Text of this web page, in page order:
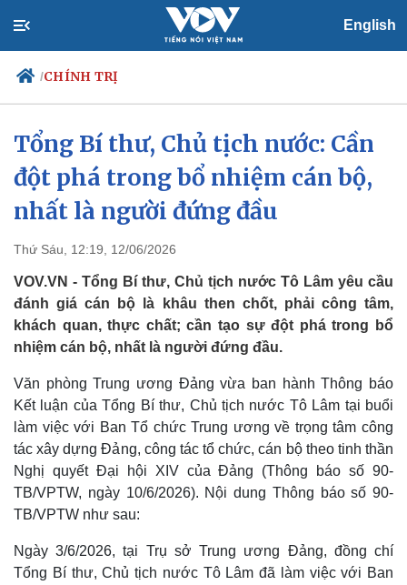
English
/CHÍNH TRỊ
Chính trị
Đảng
Tổ chức nhân sự
Nhận diện sự thật
Xã hội
Tin 24h
Dự báo thời tiết
Việc làm
Biển đảo
Tổng Bí thư, Chủ tịch nước: Cần
đột phá trong bổ nhiệm cán bộ,
nhất là người đứng đầu
Thứ Sáu, 12:19, 12/06/2026
VOV.VN - Tổng Bí thư, Chủ tịch nước Tô Lâm yêu cầu
đánh giá cán bộ là khâu then chốt, phải công tâm,
khách quan, thực chất; cần tạo sự đột phá trong bổ
nhiệm cán bộ, nhất là người đứng đầu.
Văn phòng Trung ương Đảng vừa ban hành Thông báo
Kết luận của Tổng Bí thư, Chủ tịch nước Tô Lâm tại buổi
làm việc với Ban Tổ chức Trung ương về trọng tâm công
tác xây dựng Đảng, công tác tổ chức, cán bộ theo tinh thần
Nghị quyết Đại hội XIV của Đảng (Thông báo số 90-
TB/VPTW, ngày 10/6/2026). Nội dung Thông báo số 90-
TB/VPTW như sau:
Ngày 3/6/2026, tại Trụ sở Trung ương Đảng, đồng chí
Tổng Bí thư, Chủ tịch nước Tô Lâm đã làm việc với Ban